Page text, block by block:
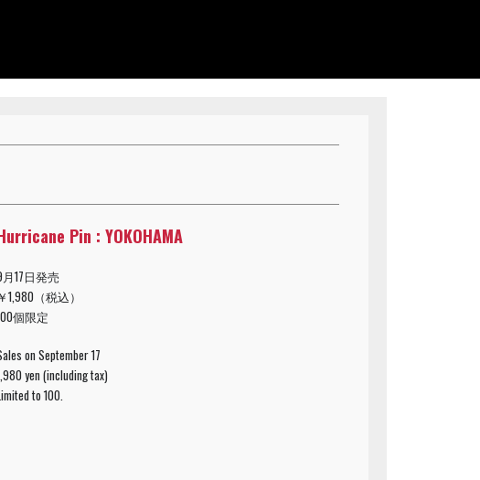
Pin : YOKOHAMA
17日発売
￥1,980（税込）
個限定
on September 17
yen (including tax)
to 100.